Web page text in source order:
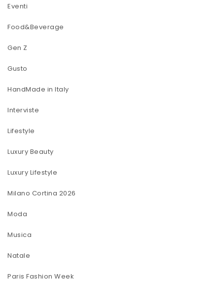
Eventi
Food&Beverage
Gen Z
Gusto
HandMade in Italy
Interviste
Lifestyle
Luxury Beauty
Luxury Lifestyle
Milano Cortina 2026
Moda
Musica
Natale
Paris Fashion Week